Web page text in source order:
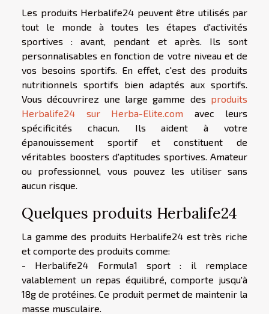
Les produits Herbalife24 peuvent être utilisés par
tout le monde à toutes les étapes d'activités
sportives : avant, pendant et après. Ils sont
personnalisables en fonction de votre niveau et de
vos besoins sportifs. En effet, c'est des produits
nutritionnels sportifs bien adaptés aux sportifs.
Vous découvrirez une large gamme des produits
Herbalife24 sur Herba-Elite.com avec leurs
spécificités chacun. Ils aident à votre
épanouissement sportif et constituent de
véritables boosters d'aptitudes sportives. Amateur
ou professionnel, vous pouvez les utiliser sans
aucun risque.
Quelques produits Herbalife24
La gamme des produits Herbalife24 est très riche
et comporte des produits comme:
- Herbalife24 Formula1 sport : il remplace
valablement un repas équilibré, comporte jusqu'à
18g de protéines. Ce produit permet de maintenir la
masse musculaire.